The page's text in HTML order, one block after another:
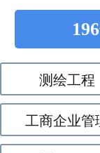
测绘工程
工商企业管